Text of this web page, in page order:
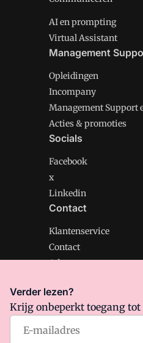
AI en prompting
Virtual Assistant
Management
Opleidingen
Incompany
Management Support
Acties & promoties
Socials
Facebook
x
Linkedin
Contact
Klantenservice
Contact
Adverteren
Management Support
Algemene Voorwaarden
Verder lezen?
Krijg onbeperkt toegang